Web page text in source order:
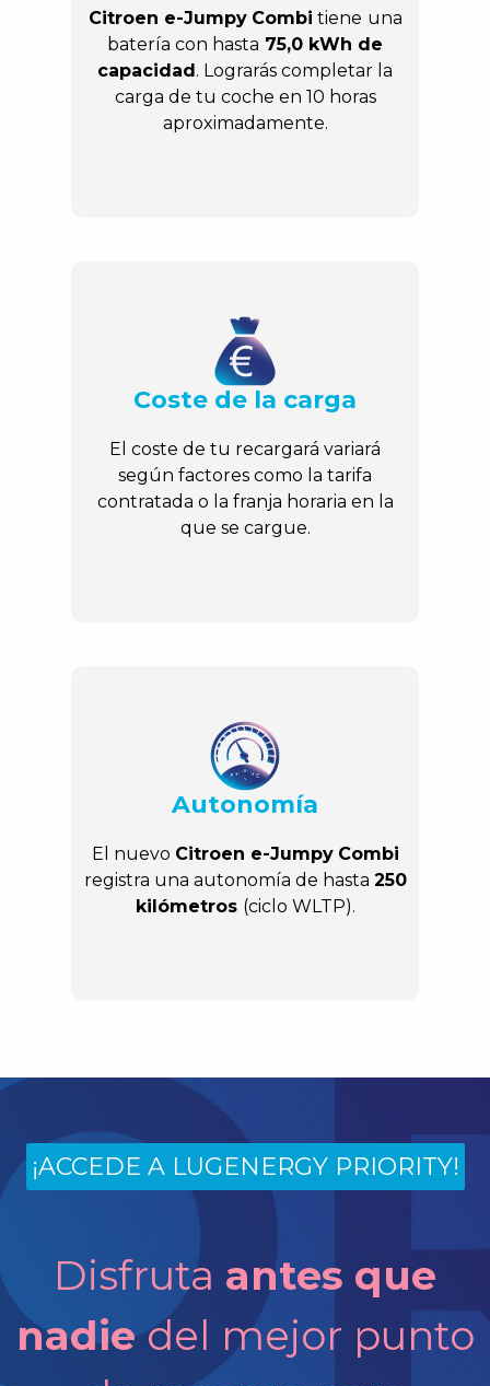
Citroen e-Jumpy Combi tiene una
batería con hasta 75,0 kWh de
capacidad. Lograrás completar la
carga de tu coche en 10 horas
aproximadamente.
Coste de la carga
El coste de tu recargará variará
según factores como la tarifa
contratada o la franja horaria en la
que se cargue.
Autonomía
El nuevo Citroen e-Jumpy Combi
registra una autonomía de hasta 250
kilómetros (ciclo WLTP).
¡ACCEDE A LUGENERGY PRIORITY!
Disfruta antes que
nadiedel mejor punto